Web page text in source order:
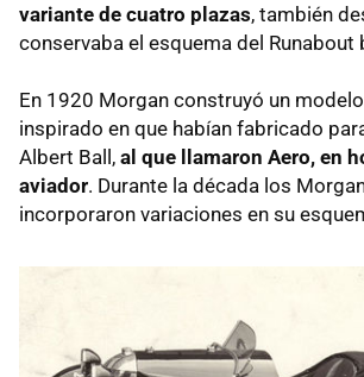
variante de cuatro plazas, también
conservaba el esquema del Runabout
En 1920 Morgan construyó un
inspirado en que habían fabricado
Albert Ball, al que llamaron Aero, en
aviador. Durante la década los
incorporaron variaciones en su